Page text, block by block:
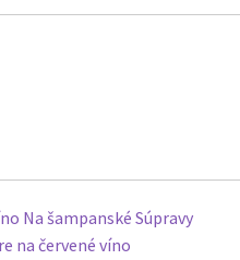
Na šampanské Súpravy
na červené víno